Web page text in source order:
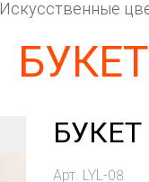
Искусственные
Арт. LYL-08